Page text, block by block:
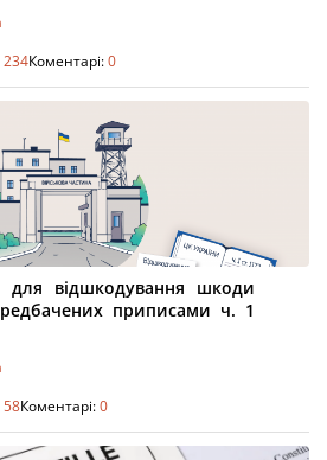
234Коментарі:0
для відшкодування шкоди
приписами ч. 1
58Коментарі:0